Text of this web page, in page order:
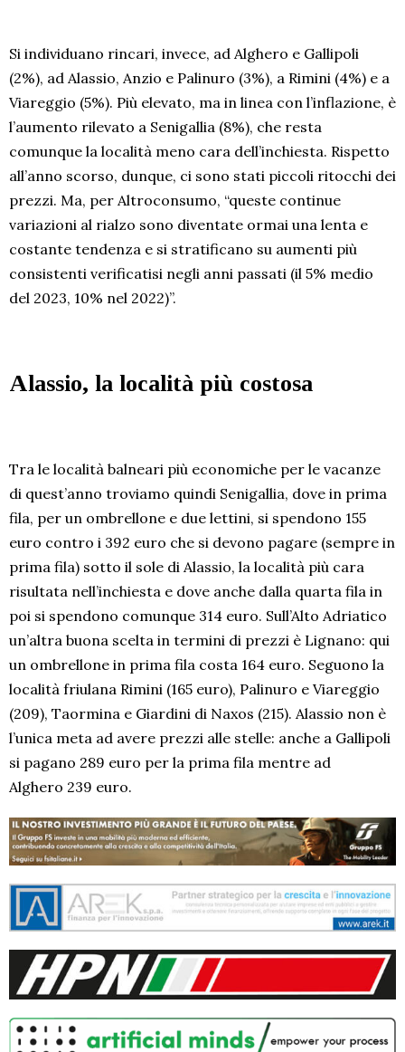
Si individuano rincari, invece, ad Alghero e Gallipoli
(2%), ad Alassio, Anzio e Palinuro (3%), a Rimini (4%) e a
Viareggio (5%). Più elevato, ma in linea con l’inflazione, è
l’aumento rilevato a Senigallia (8%), che resta
comunque la località meno cara dell’inchiesta. Rispetto
all’anno scorso, dunque, ci sono stati piccoli ritocchi dei
prezzi. Ma, per Altroconsumo, “queste continue
variazioni al rialzo sono diventate ormai una lenta e
costante tendenza e si stratificano su aumenti più
consistenti verificatisi negli anni passati (il 5% medio
del 2023, 10% nel 2022)”.
Alassio, la località più costosa
Tra le località balneari più economiche per le vacanze
di quest’anno troviamo quindi Senigallia, dove in prima
fila, per un ombrellone e due lettini, si spendono 155
euro contro i 392 euro che si devono pagare (sempre in
prima fila) sotto il sole di Alassio, la località più cara
risultata nell’inchiesta e dove anche dalla quarta fila in
poi si spendono comunque 314 euro. Sull’Alto Adriatico
un’altra buona scelta in termini di prezzi è Lignano: qui
un ombrellone in prima fila costa 164 euro. Seguono la
località friulana Rimini (165 euro), Palinuro e Viareggio
(209), Taormina e Giardini di Naxos (215). Alassio non è
l’unica meta ad avere prezzi alle stelle: anche a Gallipoli
si pagano 289 euro per la prima fila mentre ad
Alghero 239 euro.